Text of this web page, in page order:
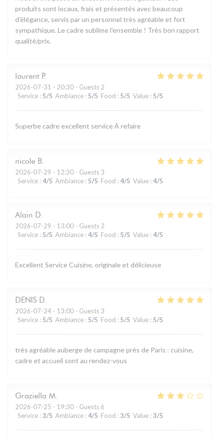
produits sont locaux, frais et présentés avec beaucoup
d'élégance, servis par un personnel très agréable et fort
sympathique. Le cadre sublime l'ensemble ! Très bon rapport
qualité/prix.
laurent P
2026-07-31 - 20:30 - Guests 2
Service : 5/5 Ambiance : 5/5 Food : 5/5 Value : 5/5
Superbe cadre excellent service À refaire
nicole B
2026-07-29 - 12:30 - Guests 3
Service : 4/5 Ambiance : 5/5 Food : 4/5 Value : 4/5
Alain D
2026-07-29 - 13:00 - Guests 2
Service : 5/5 Ambiance : 4/5 Food : 5/5 Value : 4/5
Excellent Service Cuisine, originale et délicieuse
DENIS D
2026-07-24 - 13:00 - Guests 3
Service : 5/5 Ambiance : 5/5 Food : 5/5 Value : 5/5
très agréable auberge de campagne près de Paris : cuisine,
cadre et accueil sont au rendez-vous
Graziella M
2026-07-25 - 19:30 - Guests 6
Service : 3/5 Ambiance : 4/5 Food : 3/5 Value : 3/5